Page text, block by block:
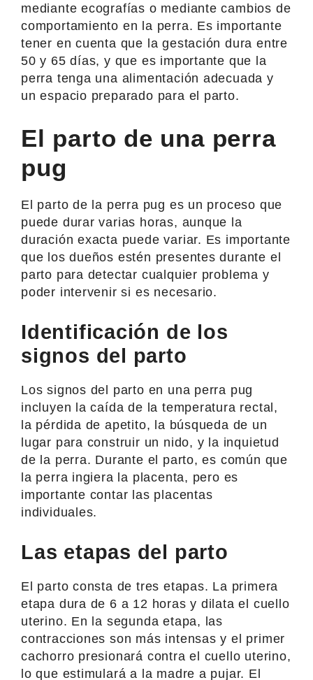
mediante ecografías o mediante cambios de
comportamiento en la perra. Es importante
tener en cuenta que la gestación dura entre
50 y 65 días, y que es importante que la
perra tenga una alimentación adecuada y
un espacio preparado para el parto.
El parto de una perra
pug
El parto de la perra pug es un proceso que
puede durar varias horas, aunque la
duración exacta puede variar. Es importante
que los dueños estén presentes durante el
parto para detectar cualquier problema y
poder intervenir si es necesario.
Identificación de los
signos del parto
Los signos del parto en una perra pug
incluyen la caída de la temperatura rectal,
la pérdida de apetito, la búsqueda de un
lugar para construir un nido, y la inquietud
de la perra. Durante el parto, es común que
la perra ingiera la placenta, pero es
importante contar las placentas
individuales.
Las etapas del parto
El parto consta de tres etapas. La primera
etapa dura de 6 a 12 horas y dilata el cuello
uterino. En la segunda etapa, las
contracciones son más intensas y el primer
cachorro presionará contra el cuello uterino,
lo que estimulará a la madre a pujar. El